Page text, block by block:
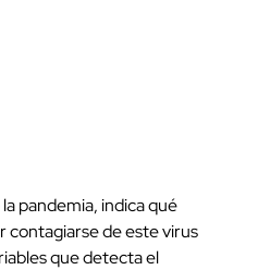
pandemia, indica qué
contagiarse de este virus
que detecta el